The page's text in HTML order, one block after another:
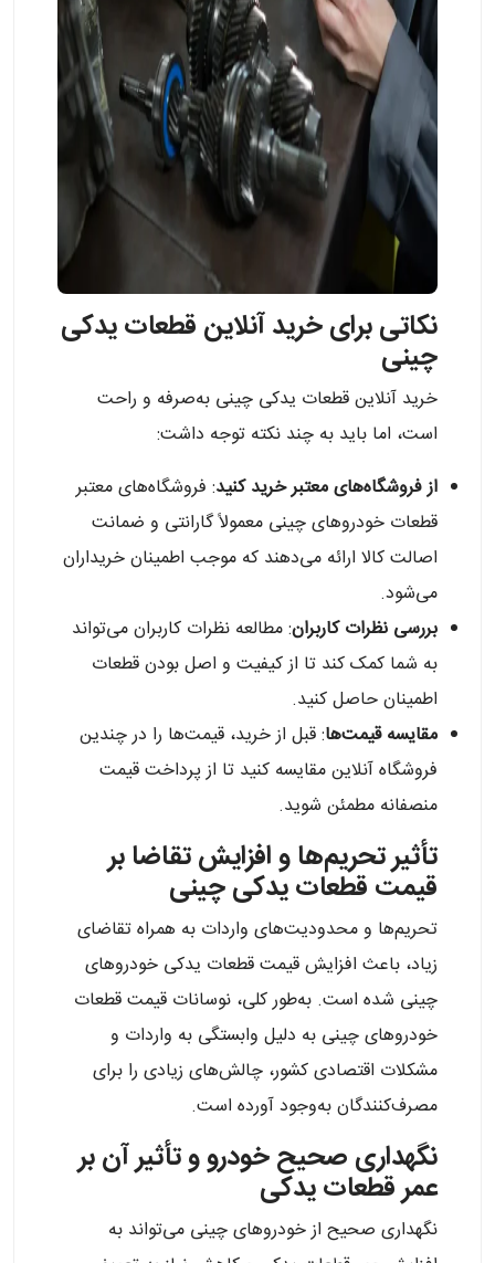
نکاتی برای خرید آنلاین قطعات یدکی
چینی
خرید آنلاین قطعات یدکی چینی به‌صرفه و راحت
است، اما باید به چند نکته توجه داشت:
از فروشگاه‌های معتبر خرید کنید: فروشگاه‌های معتبر
قطعات خودروهای چینی معمولاً گارانتی و ضمانت
اصالت کالا ارائه می‌دهند که موجب اطمینان خریداران
می‌شود.
بررسی نظرات کاربران: مطالعه نظرات کاربران می‌تواند
به شما کمک کند تا از کیفیت و اصل بودن قطعات
اطمینان حاصل کنید.
مقایسه قیمت‌ها: قبل از خرید، قیمت‌ها را در چندین
فروشگاه آنلاین مقایسه کنید تا از پرداخت قیمت
منصفانه مطمئن شوید.
تأثیر تحریم‌ها و افزایش تقاضا بر
قیمت قطعات یدکی چینی
تحریم‌ها و محدودیت‌های واردات به همراه تقاضای
زیاد، باعث افزایش قیمت قطعات یدکی خودروهای
چینی شده است. به‌طور کلی، نوسانات قیمت قطعات
خودروهای چینی به دلیل وابستگی به واردات و
مشکلات اقتصادی کشور، چالش‌های زیادی را برای
مصرف‌کنندگان به‌وجود آورده است.
نگهداری صحیح خودرو و تأثیر آن بر
عمر قطعات یدکی
نگهداری صحیح از خودروهای چینی می‌تواند به